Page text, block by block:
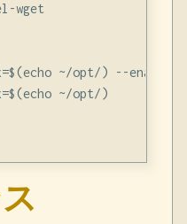
wget
~/opt/) --enable-
~/opt/)